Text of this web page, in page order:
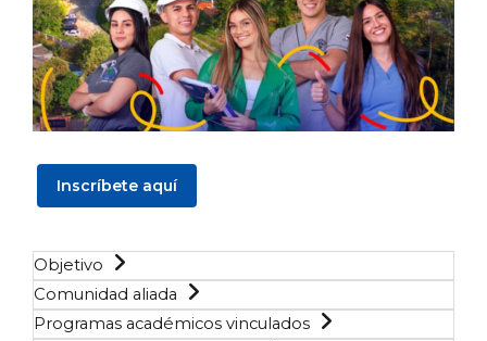
Inscríbete aquí
Objetivo
Comunidad aliada
Programas académicos vinculados